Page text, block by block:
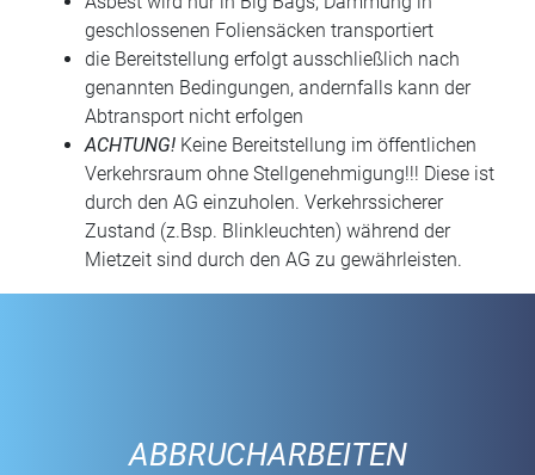
geschlossenen Foliensäcken transportiert
die Bereitstellung erfolgt ausschließlich nach
genannten Bedingungen, andernfalls kann der
Abtransport nicht erfolgen
ACHTUNG! Keine Bereitstellung im öffentlichen
Verkehrsraum ohne Stellgenehmigung!!! Diese ist
durch den AG einzuholen. Verkehrssicherer
Zustand (z.Bsp. Blinkleuchten) während der
Mietzeit sind durch den AG zu gewährleisten.
ABBRUCHARBEITEN